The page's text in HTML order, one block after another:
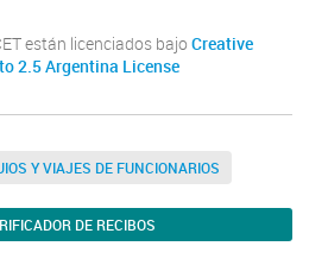
están licenciados bajo Creative
2.5 Argentina License
Y VIAJES DE FUNCIONARIOS
DE RECIBOS